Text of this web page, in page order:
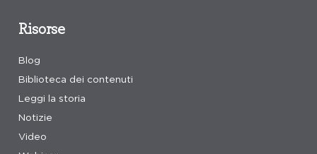
Risorse
Blog
Biblioteca dei contenuti
Leggi la storia
Notizie
Video